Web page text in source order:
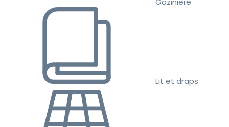
Lit et draps